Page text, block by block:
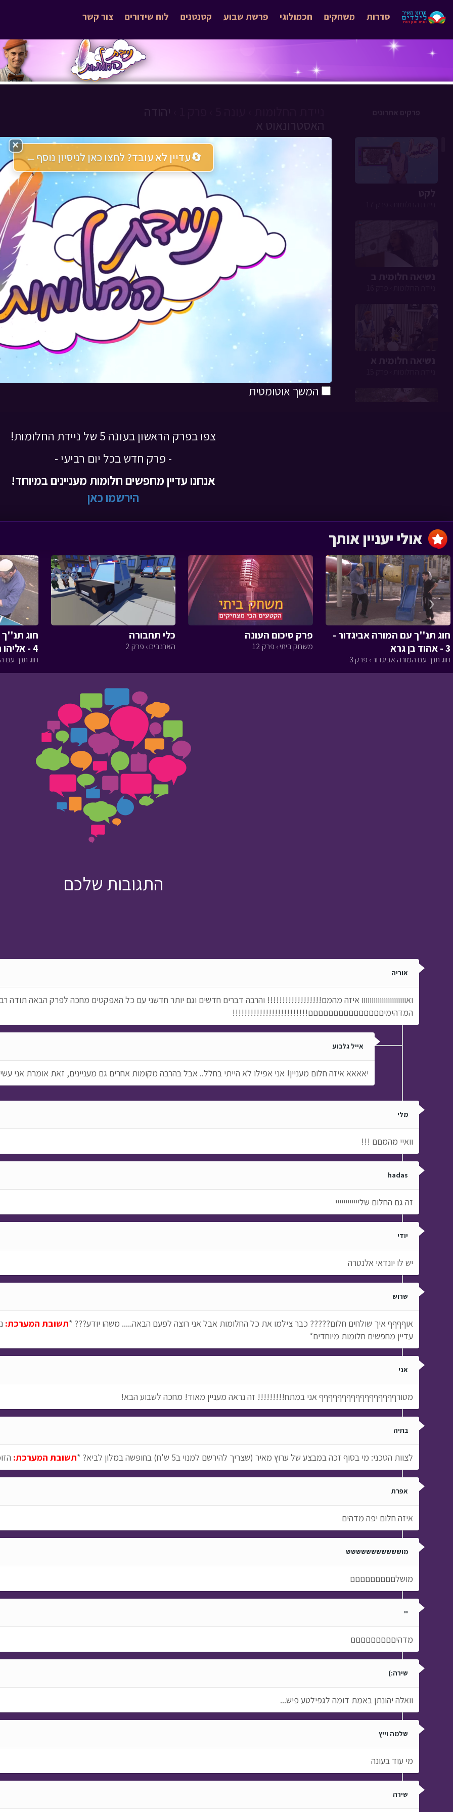
צור קשר לוח שידורים קטנטנים פרשת שבוע חכמולוגי משחקים סדרות
יהודה
האסטרונאוט א
פרקים אחרונים
🔄עדיין לא עובד? לחצו כאן לניסיון נוסף←
×
המשך אוטומטית
לקט
נשיאה חלומית ב
נשיאה חלומית א
מבצע ספונג'ה
ניידת החלומות › פרק 13
פקח מספר 1 - ב
ניידת החלומות › פרק 12
צפו בפרק הראשון בעונה 5 של ניידת החלומות!
- פרק חדש בכל יום רביעי -
אנחנו עדיין מחפשים חלומות מעניינים במיוחד!
הירשמו כאן
חוג תנ''ך עם המורה אביגדור -
3 - אהוד בן גרא
חוג תנך עם המורה אביגדור › פרק 3
פרק סיכום העונה
משחק ביתי › פרק 12
כלי תחבורה
הארנבים › פרק 2
חוג
4 - אליהו הנביא
חוג תנך עם
‹
התגובות שלכם
אוריה
ואוווווווווווווווווווווו איזה מהמם!!!!!!!!!!!!!!!!!! והרבה דברים חדשים וגם יותר חדשני עם כל האפקטים מחכה לפרק הבאה תודה
המדהימיםםםםםםםםםםםםםםם!!!!!!!!!!!!!!!!!!!!!!!!!
אייל גלבוע
יאאאא איזה חלום מעניין! אני אפילו לא הייתי בחלל.. אבל בהרבה מקומות אחרים גם מעניינים, זאת אומרת אני
מלי
וואיי מהמםם !!!
hadas
זה גם החלום שליייייייייייי
יודי
יש לו יונדאי אלנטרה
שרוש
אוףףףף איך שולחים חלום????? כבר צילמו את כל החלומות אבל אני רוצה לפעם הבאה..... משהו יודע??? *תשובת המערכת:
עדיין מחפשים חלומות מיוחדים*
אני
מטורףףףףףףףףףףףףףףףףף אני במתח!!!!!!!!! זה נראה מעניין מאוד! מחכה לשבוע הבא!
בתיה
לצוות הטכני: מי בסוף זכה במבצע של ערוץ מאיר (שצריך להירשם למנוי ב5 ש'ח) בחופשה במלון לביא? * תשובת המערכת:
אפרת
איזה חלום יפה מדהים
מוששששששששששש
מושלםםםםםםםםם
יי
מדהיםםםםםםםםם
שירה:)
וואלה יהונתן באמת דומה לגפילטע פיש...
שלמה וייץ
מי עוד בעונה
שירה